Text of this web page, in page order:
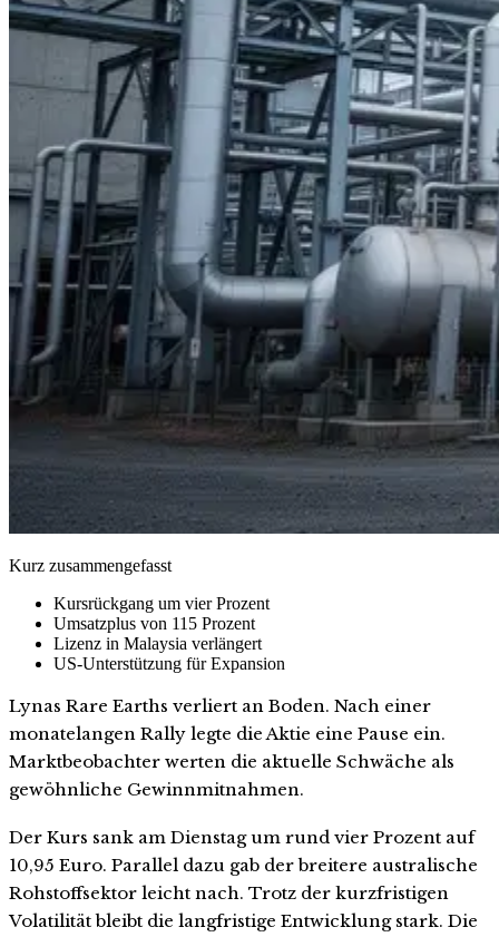
Kurz zusammengefasst
Kursrückgang um vier Prozent
Umsatzplus von 115 Prozent
Lizenz in Malaysia verlängert
US-Unterstützung für Expansion
Lynas Rare Earths verliert an Boden. Nach einer
monatelangen Rally legte die Aktie eine Pause ein.
Marktbeobachter werten die aktuelle Schwäche als
gewöhnliche Gewinnmitnahmen.
Der Kurs sank am Dienstag um rund vier Prozent auf
10,95 Euro. Parallel dazu gab der breitere australische
Rohstoffsektor leicht nach. Trotz der kurzfristigen
Volatilität bleibt die langfristige Entwicklung stark. Die